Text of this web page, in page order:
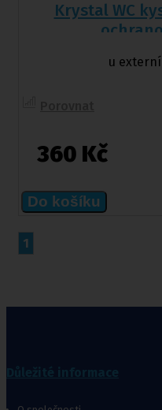
Krystal WC
u
360 Kč
Do košíku
1